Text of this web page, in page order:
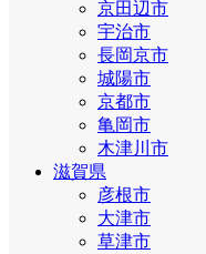
京田辺市
宇治市
長岡京市
城陽市
京都市
亀岡市
木津川市
滋賀県
彦根市
大津市
草津市